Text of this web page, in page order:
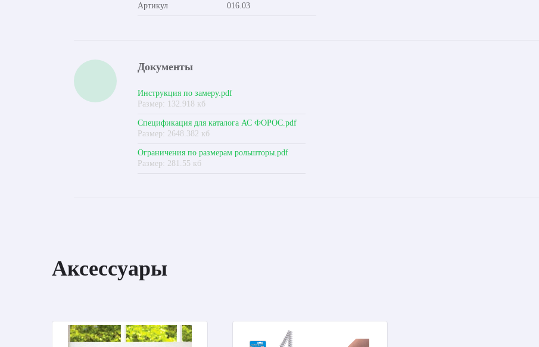
Артикул 016.03
Документы
Инструкция по замеру.pdf
Размер: 132.918 кб
Спецификация для каталога АС ФОРОС.pdf
Размер: 2648.382 кб
Ограничения по размерам рольшторы.pdf
Размер: 281.55 кб
Аксессуары